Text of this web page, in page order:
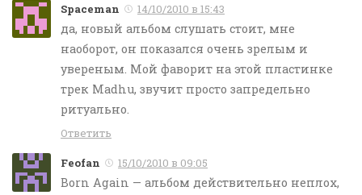
Spaceman 14/10/2010 в 15:43
да, новый альбом слушать стоит, мне
наоборот, он показался очень зрелым и
увереным. Мой фаворит на этой пластинке
трек Mаdhu, звучит просто запредельно
ритуально.
Ответить
Feofan 15/10/2010 в 09:05
Born Again — альбом действительно неплох,